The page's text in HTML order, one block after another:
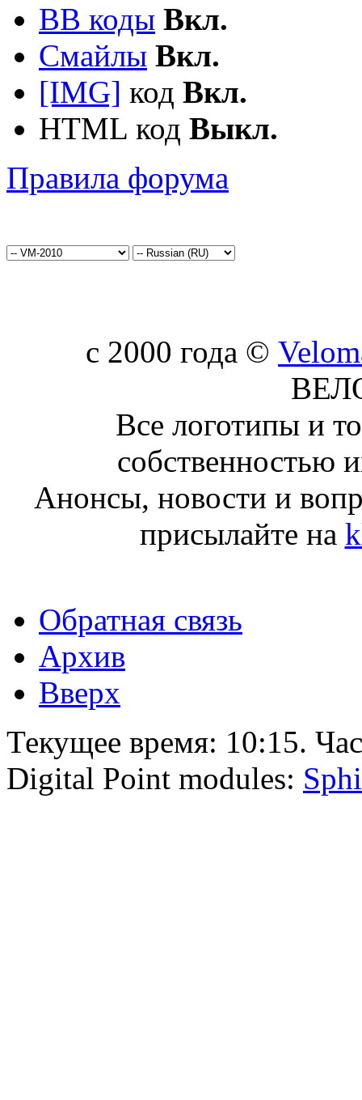
BB коды Вкл.
Смайлы Вкл.
[IMG] код Вкл.
HTML код Выкл.
Правила форума
c 2000 года ©
Все логотипы и
собственностью
Анонсы, новости и
присылайте на
Обратная связь
Архив
Вверх
Текущее время: 10:15.
Digital Point modules: